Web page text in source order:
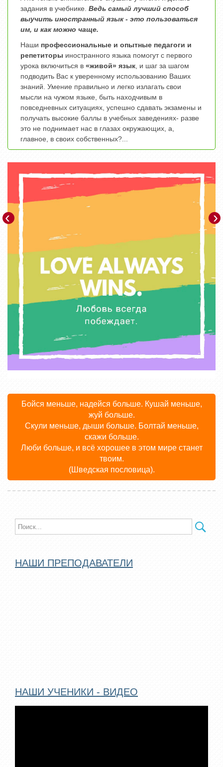
задания в учебнике. Ведь самый лучший способ
выучить иностранный язык - это пользоваться
им, и как можно чаще.
Наши профессиональные и опытные педагоги и
репетиторы иностранного языка помогут с первого
урока включиться в «живой» язык, и шаг за шагом
подводить Вас к уверенному использованию Ваших
знаний. Умение правильно и легко излагать свои
мысли на чужом языке, быть находчивым в
повседневных ситуациях, успешно сдавать экзамены и
получать высокие баллы в учебных заведениях- разве
это не поднимает нас в глазах окружающих, а,
главное, в своих собственных?...
‹ ›
Бойся меньше, надейся больше. Кушай меньше,
жуй больше.
Скули меньше, дыши больше. Болтай меньше,
скажи больше.
Люби больше, и всё хорошее в этом мире станет
твоим.
(Шведская пословица).
НАШИ ПРЕПОДАВАТЕЛИ
НАШИ УЧЕНИКИ - ВИДЕО